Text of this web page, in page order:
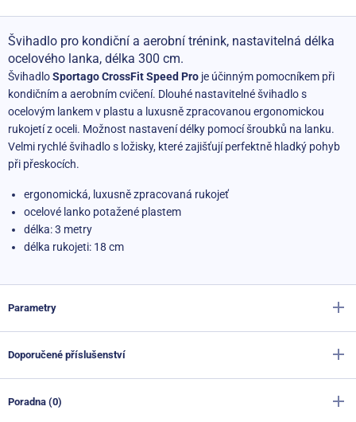
Švihadlo pro kondiční a aerobní trénink, nastavitelná délka
ocelového lanka, délka 300 cm.
ŠvihadloSportago CrossFit Speed Pro je účinným pomocníkem při
kondičním a aerobním cvičení. Dlouhé nastavitelné švihadlo s
ocelovým lankem v plastu a luxusně zpracovanou ergonomickou
rukojetí z oceli. Možnost nastavení délky pomocí šroubků na lanku.
Velmi rychlé švihadlo s ložisky, které zajišťují perfektně hladký pohyb
při přeskocích.
ergonomická, luxusně zpracovaná rukojeť
ocelové lanko potažené plastem
délka: 3 metry
délka rukojeti: 18 cm
Parametry
Výrobce
Barva
Doporučené příslušenství
Poradna (0)